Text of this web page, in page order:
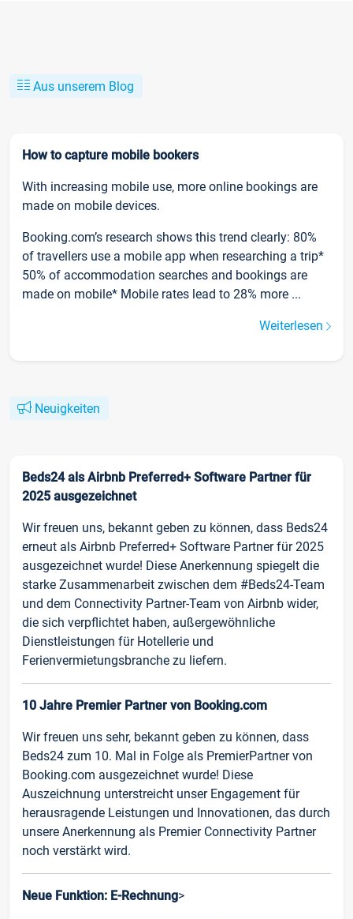
Aus unserem Blog
How to capture mobile bookers
With increasing mobile use, more online bookings are
made on mobile devices.
Booking.com’s research shows this trend clearly: 80%
of travellers use a mobile app when researching a trip*
50% of accommodation searches and bookings are
made on mobile* Mobile rates lead to 28% more ...
Weiterlesen
Neuigkeiten
Beds24 als Airbnb Preferred+ Software Partner für
2025 ausgezeichnet
Wir freuen uns, bekannt geben zu können, dass Beds24
erneut als Airbnb Preferred+ Software Partner für 2025
ausgezeichnet wurde! Diese Anerkennung spiegelt die
starke Zusammenarbeit zwischen dem #Beds24-Team
und dem Connectivity Partner-Team von Airbnb wider,
die sich verpflichtet haben, außergewöhnliche
Dienstleistungen für Hotellerie und
Ferienvermietungsbranche zu liefern.
10 Jahre Premier Partner von Booking.com
Wir freuen uns sehr, bekannt geben zu können, dass
Beds24 zum 10. Mal in Folge als PremierPartner von
Booking.com ausgezeichnet wurde! Diese
Auszeichnung unterstreicht unser Engagement für
herausragende Leistungen und Innovationen, das durch
unsere Anerkennung als Premier Connectivity Partner
noch verstärkt wird.
Neue Funktion: E-Rechnung>